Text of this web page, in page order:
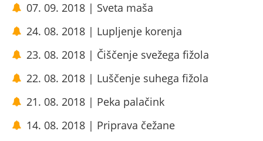
07. 09. 2018 | Sveta maša
24. 08. 2018 | Lupljenje korenja
23. 08. 2018 | Čiščenje svežega fižola
22. 08. 2018 | Luščenje suhega fižola
21. 08. 2018 | Peka palačink
14. 08. 2018 | Priprava čežane